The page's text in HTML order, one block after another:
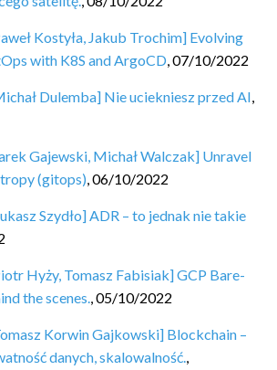
Kostyła, Jakub Trochim] Evolving
with K8S and ArgoCD,07/10/2022
Dulemba] Nie uciekniesz przed AI,
Gajewski, Michał Walczak] Unravel
(gitops),06/10/2022
Szydło] ADR – to jednak nie takie
Hyży, Tomasz Fabisiak] GCP Bare-
the scenes.,05/10/2022
Korwin Gajkowski] Blockchain –
danych, skalowalność.,